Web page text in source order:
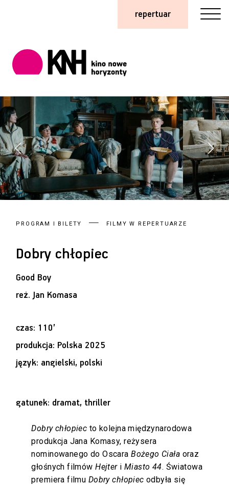
repertuar
PROGRAM I BILETY FILMY W REPERTUARZE
Dobry chłopiec
Good Boy
reż.Jan Komasa
czas: 110’
produkcja: Polska 2025
język: angielski, polski
gatunek: dramat, thriller
Dobry chłopiec to kolejna międzynarodowa
produkcja Jana Komasy, reżysera
nominowanego do OscaraBożego Ciała oraz
głośnych filmówHejteri Miasto 44. Światowa
premiera filmu Dobry chłopiec odbyła się